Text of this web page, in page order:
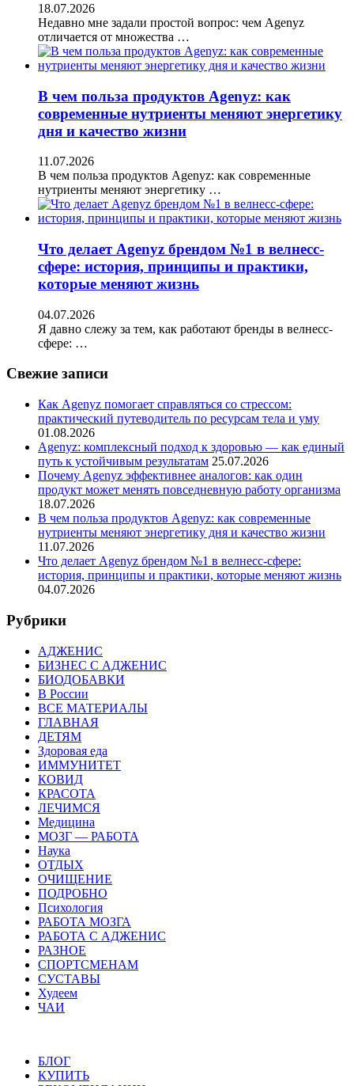
18.07.2026
Недавно мне задали простой вопрос: чем Agenyz
отличается от множества …
В чем польза продуктов Agenyz: как
современные нутриенты меняют энергетику
дня и качество жизни
11.07.2026
В чем польза продуктов Agenyz: как современные
нутриенты меняют энергетику …
Что делает Agenyz брендом №1 в велнесс-
сфере: история, принципы и практики,
которые меняют жизнь
04.07.2026
Я давно слежу за тем, как работают бренды в велнесс-
сфере: …
Свежие записи
Как Agenyz помогает справляться со стрессом:
практический путеводитель по ресурсам тела и уму
01.08.2026
Agenyz: комплексный подход к здоровью — как единый
путь к устойчивым результатам 25.07.2026
Почему Agenyz эффективнее аналогов: как один
продукт может менять повседневную работу организма
18.07.2026
В чем польза продуктов Agenyz: как современные
нутриенты меняют энергетику дня и качество жизни
11.07.2026
Что делает Agenyz брендом №1 в велнесс-сфере:
история, принципы и практики, которые меняют жизнь
04.07.2026
Рубрики
АДЖЕНИС
БИЗНЕС С АДЖЕНИС
БИОДОБАВКИ
В России
ВСЕ МАТЕРИАЛЫ
ГЛАВНАЯ
ДЕТЯМ
Здоровая еда
ИММУНИТЕТ
КОВИД
КРАСОТА
ЛЕЧИМСЯ
Медицина
МОЗГ — РАБОТА
Наука
ОТДЫХ
ОЧИЩЕНИЕ
ПОДРОБНО
Психология
РАБОТА МОЗГА
РАБОТА С АДЖЕНИС
РАЗНОЕ
СПОРТСМЕНАМ
СУСТАВЫ
Худеем
ЧАИ
БЛОГ
КУПИТЬ